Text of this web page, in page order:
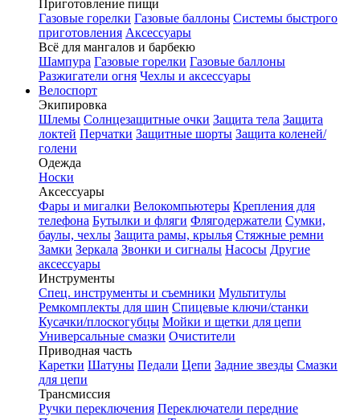
Приготовление пищи
Газовые горелки Газовые баллоны Системы быстрого
приготовления Аксессуары
Всё для мангалов и барбекю
Шампура Газовые горелки Газовые баллоны
Разжигатели огня Чехлы и аксессуары
Велоспорт
Экипировка
Шлемы Солнцезащитные очки Защита тела Защита
локтей Перчатки Защитные шорты Защита коленей/
голени
Одежда
Носки
Аксессуары
Фары и мигалки Велокомпьютеры Крепления для
телефона Бутылки и фляги Флягодержатели Сумки,
баулы, чехлы Защита рамы, крылья Стяжные ремни
Замки Зеркала Звонки и сигналы Насосы Другие
аксессуары
Инструменты
Спец. инструменты и съемники Мультитулы
Ремкомплекты для шин Спицевые ключи/станки
Кусачки/плоскогубцы Мойки и щетки для цепи
Универсальные смазки Очистители
Приводная часть
Каретки Шатуны Педали Цепи Задние звезды Смазки
для цепи
Трансмиссия
Ручки переключения Переключатели передние